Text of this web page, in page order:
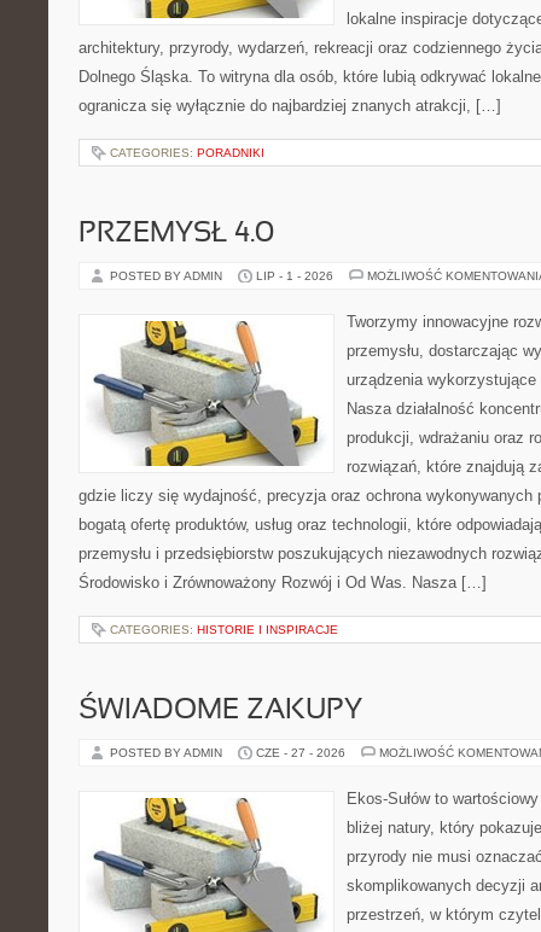
lokalne inspiracje
architektury, przyrody, wydarzeń, rekreacji oraz codziennego
Dolnego Śląska. To witryna dla osób, które lubią odkrywać
ogranicza się wyłącznie do najbardziej znanych atrakcji, […]
CATEGORIES: PORADNIKI
PRZEMYSŁ 4.0
POSTED BY ADMIN LIP - 1 - 2026 MOŻLIWOŚĆ
Tworzymy innowacyjne
przemysłu, dostarczając
urządzenia
Nasza działalność
produkcji, wdrażaniu oraz
rozwiązań, które znajdują
gdzie liczy się wydajność, precyzja oraz ochrona wykonywanych
bogatą ofertę produktów, usług oraz technologii, które
przemysłu i przedsiębiorstw poszukujących niezawodnych
Środowisko i Zrównoważony Rozwój i Od Was. Nasza […]
CATEGORIES: HISTORIE I INSPIRACJE
ŚWIADOME ZAKUPY
POSTED BY ADMIN CZE - 27 - 2026 MOŻLIWOŚĆ
Ekos-Sułów to
bliżej natury, który
przyrody nie musi
skomplikowanych decyzji
przestrzeń, w którym